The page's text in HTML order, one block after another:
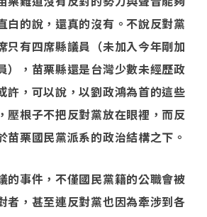
白的說，還真的沒有。不說反對黨
只有四席縣議員（未加入今年剛加
），苗栗縣還是台灣少數未經歷政
許，可以說，以劉政鴻為首的這些
壓根子不把反對黨放在眼裡，而反
苗栗國民黨派系的政治結構之下。
的事件，不僅國民黨籍的公職會被
者，甚至連反對黨也因為牽涉到各